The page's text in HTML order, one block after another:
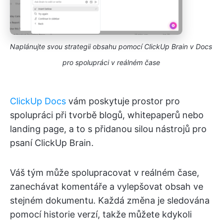
Naplánujte svou strategii obsahu pomocí ClickUp Brain v Docs
pro spolupráci v reálném čase
ClickUp Docs vám poskytuje prostor pro
spolupráci při tvorbě blogů, whitepaperů nebo
landing page, a to s přidanou silou nástrojů pro
psaní ClickUp Brain.
Váš tým může spolupracovat v reálném čase,
zanechávat komentáře a vylepšovat obsah ve
stejném dokumentu. Každá změna je sledována
pomocí historie verzí, takže můžete kdykoli